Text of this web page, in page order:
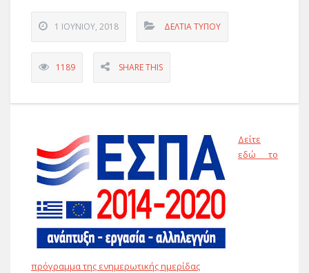
1 ΙΟΥΝΊΟΥ, 2018 ΔΕΛΤΊΑ ΤΎΠΟΥ
1189 SHARE THIS
Δείτε
εδώ το
πρόγραμμα της ενημερωτικής ημερίδας